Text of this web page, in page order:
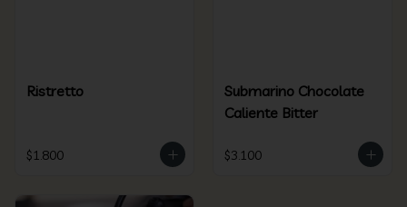
Ristretto
$1.800
Submarino Chocolate
Caliente Bitter
$3.100